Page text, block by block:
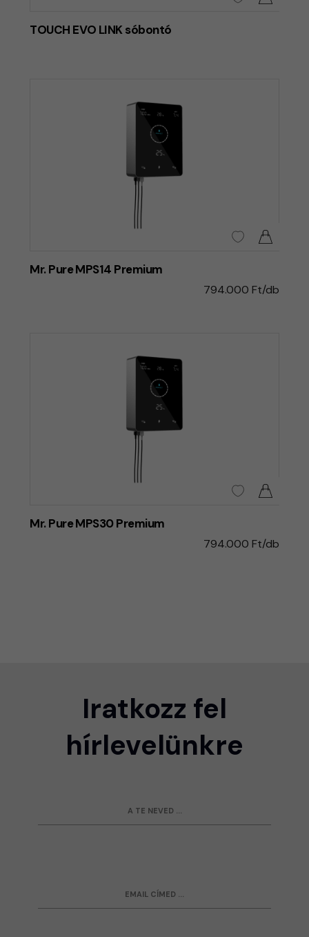
TOUCH EVO LINK sóbontó
Mr. Pure MPS14 Premium
794.000 Ft/db
Mr. Pure MPS30 Premium
794.000 Ft/db
Iratkozz fel
hírlevelünkre